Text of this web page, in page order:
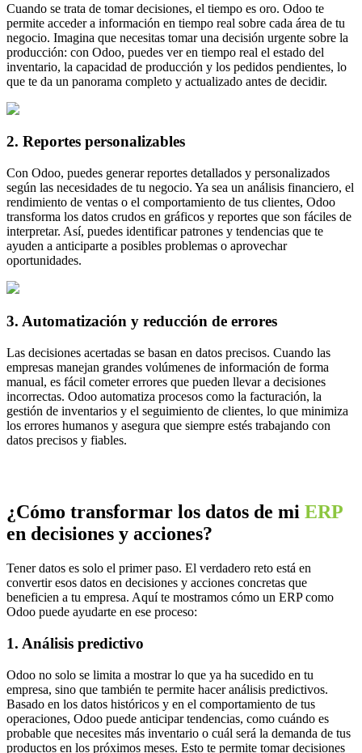
Cuando se trata de tomar decisiones, el tiempo es oro. Odoo te
permite acceder a información en tiempo real sobre cada área de tu
negocio. Imagina que necesitas tomar una decisión urgente sobre la
producción: con Odoo, puedes ver en tiempo real el estado del
inventario, la capacidad de producción y los pedidos pendientes, lo
que te da un panorama completo y actualizado antes de decidir.
2. Reportes personalizables
Con Odoo, puedes generar reportes detallados y personalizados
según las necesidades de tu negocio. Ya sea un análisis financiero, el
rendimiento de ventas o el comportamiento de tus clientes, Odoo
transforma los datos crudos en gráficos y reportes que son fáciles de
interpretar. Así, puedes identificar patrones y tendencias que te
ayuden a anticiparte a posibles problemas o aprovechar
oportunidades.
3. Automatización y reducción de errores
Las decisiones acertadas se basan en datos precisos. Cuando las
empresas manejan grandes volúmenes de información de forma
manual, es fácil cometer errores que pueden llevar a decisiones
incorrectas. Odoo automatiza procesos como la facturación, la
gestión de inventarios y el seguimiento de clientes, lo que minimiza
los errores humanos y asegura que siempre estés trabajando con
datos precisos y fiables.
¿Cómo transformar los datos de mi ERP
en decisiones y acciones?
Tener datos es solo el primer paso. El verdadero reto está en
convertir esos datos en decisiones y acciones concretas que
beneficien a tu empresa. Aquí te mostramos cómo un ERP como
Odoo puede ayudarte en ese proceso:
1. Análisis predictivo
Odoo no solo se limita a mostrar lo que ya ha sucedido en tu
empresa, sino que también te permite hacer análisis predictivos.
Basado en los datos históricos y en el comportamiento de tus
operaciones, Odoo puede anticipar tendencias, como cuándo es
probable que necesites más inventario o cuál será la demanda de tus
productos en los próximos meses. Esto te permite tomar decisiones